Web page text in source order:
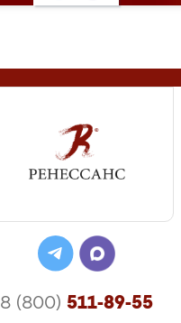
8 (800) 511-89-55